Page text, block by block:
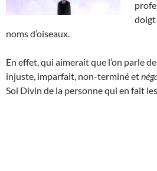
doigt
noms d’oiseaux.
En effet, qui aimerait que l’on parle
injuste, imparfait, non-terminé et
Soi Divin de la personne qui en fait